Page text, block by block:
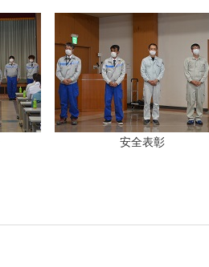
安全表彰